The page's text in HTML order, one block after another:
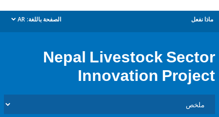
الصفحة باللغة: AR
dropdown
Nepal Livestock
Innovation